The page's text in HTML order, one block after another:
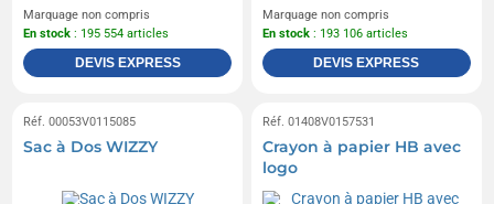
Marquage non compris
En stock : 195 554 articles
DEVIS EXPRESS
Marquage non compris
En stock : 193 106 articles
DEVIS EXPRESS
Réf. 00053V0115085
Sac à Dos WIZZY
Réf. 01408V0157531
Crayon à papier HB avec
logo